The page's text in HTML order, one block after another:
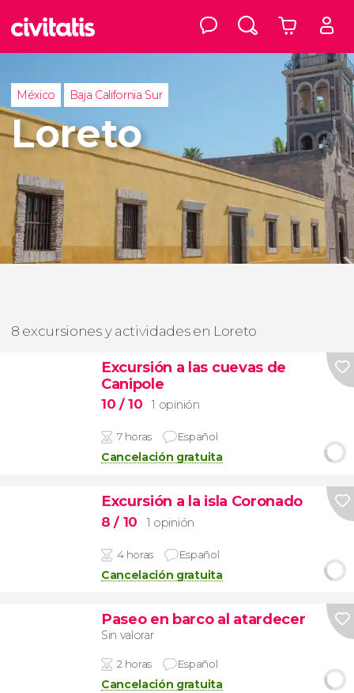
México Baja California Sur
Loreto
8 excursiones y actividades en Loreto
Excursión a las cuevas de
Canipole
10 / 10 1 opinión
7 horas Español
Cancelación gratuita
Excursión a la isla Coronado
8/ 10 1 opinión
4 horas Español
Cancelación gratuita
Paseo en barco al atardecer
Sin valorar
2 horas Español
Cancelación gratuita